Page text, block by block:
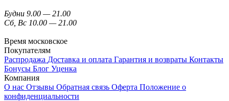
Будни 9.00 — 21.00
Сб, Вс 10.00 — 21.00
Время московское
Покупателям
Распродажа Доставка и оплата Гарантия и возвраты Контакты
Бонусы Блог Уценка
Компания
О нас Отзывы Обратная связь Оферта Положение о
конфиденциальности